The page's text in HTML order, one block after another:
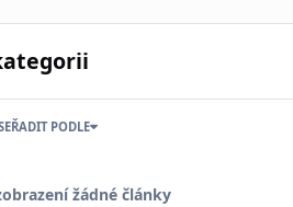
PODLE
žádné články